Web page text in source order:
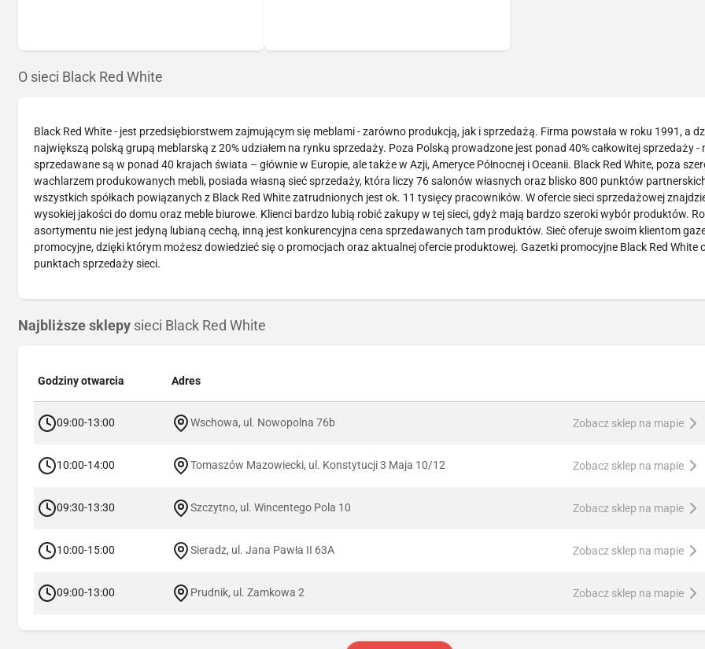
O sieci Black Red White
Black Red White - jest przedsiębiorstwem zajmującym się meblami - zarówno produkcją, jak i sprzedażą. Firma powstała w roku 1991, a
największą polską grupą meblarską z 20% udziałem na rynku sprzedaży. Poza Polską prowadzone jest ponad 40% całkowitej sprzedaży -
sprzedawane są w ponad 40 krajach świata – głównie w Europie, ale także w Azji, Ameryce Północnej i Oceanii. Black Red White, poza
wachlarzem produkowanych mebli, posiada własną sieć sprzedaży, która liczy 76 salonów własnych oraz blisko 800 punktów
wszystkich spółkach powiązanych z Black Red White zatrudnionych jest ok. 11 tysięcy pracowników. W ofercie sieci sprzedażowej
wysokiej jakości do domu oraz meble biurowe. Klienci bardzo lubią robić zakupy w tej sieci, gdyż mają bardzo szeroki wybór produktów.
asortymentu nie jest jedyną lubianą cechą, inną jest konkurencyjna cena sprzedawanych tam produktów. Sieć oferuje swoim klientom
promocyjne, dzięki którym możesz dowiedzieć się o promocjach oraz aktualnej ofercie produktowej. Gazetki promocyjne Black Red White
punktach sprzedaży sieci.
Najbliższe sklepy sieci Black Red White
Godziny otwarcia Adres
09:00-13:00 Wschowa, ul. Nowopolna 76b Zobacz sklep na mapie
10:00-14:00 Tomaszów Mazowiecki, ul. Konstytucji 3 Maja 10/12 Zobacz sklep na mapie
09:30-13:30 Szczytno, ul. Wincentego Pola 10 Zobacz sklep na mapie
10:00-15:00 Sieradz, ul. Jana Pawła II 63A Zobacz sklep na mapie
09:00-13:00 Prudnik, ul. Zamkowa 2 Zobacz sklep na mapie